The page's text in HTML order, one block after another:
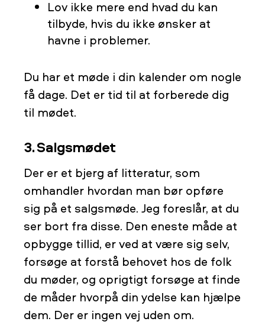
Lov ikke mere end hvad du kan
tilbyde, hvis du ikke ønsker at
havne i problemer.
Du har et møde i din kalender om nogle
få dage. Det er tid til at forberede dig
til mødet.
3. Salgsmødet
Der er et bjerg af litteratur, som
omhandler hvordan man bør opføre
sig på et salgsmøde. Jeg foreslår, at du
ser bort fra disse. Den eneste måde at
opbygge tillid, er ved at være sig selv,
forsøge at forstå behovet hos de folk
du møder, og oprigtigt forsøge at finde
de måder hvorpå din ydelse kan hjælpe
dem. Der er ingen vej uden om.